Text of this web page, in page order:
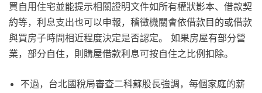
買自用住宅並能提示相關證明文件如所有權狀影本、借款契
約等，利息支出也可以申報，稽徵機關會依借款目的或借款
與買房子時間相近程度決定是否認定。 如果房屋有部分營
業，部分自住，則購屋借款利息可按自住之比例扣除。
不過，台北國稅局審查二科蘇股長強調，每個家庭的薪